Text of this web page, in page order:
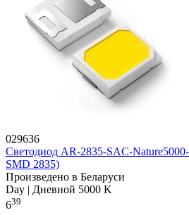
029636
Светодиод AR-2835-SAC-
SMD 2835)
Произведено в Беларуси
Day | Дневной 5000 K
639